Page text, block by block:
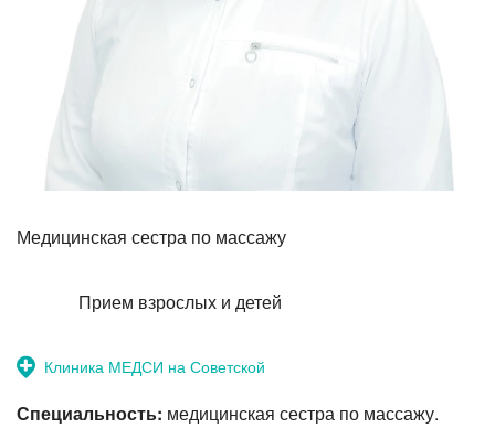
Прием терапевта-стоматолога
Медицинская сестра по массажу
Прием взрослых и детей
Клиника МЕДСИ на Советской
Специальность: медицинская сестра по массажу.